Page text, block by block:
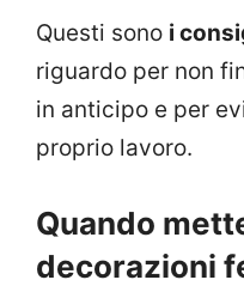
Questi sono i
riguardo per non
in anticipo e per
proprio lavoro.
Quando
decorazioni